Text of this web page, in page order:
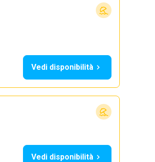
Vedi disponibilità
Vedi disponibilità